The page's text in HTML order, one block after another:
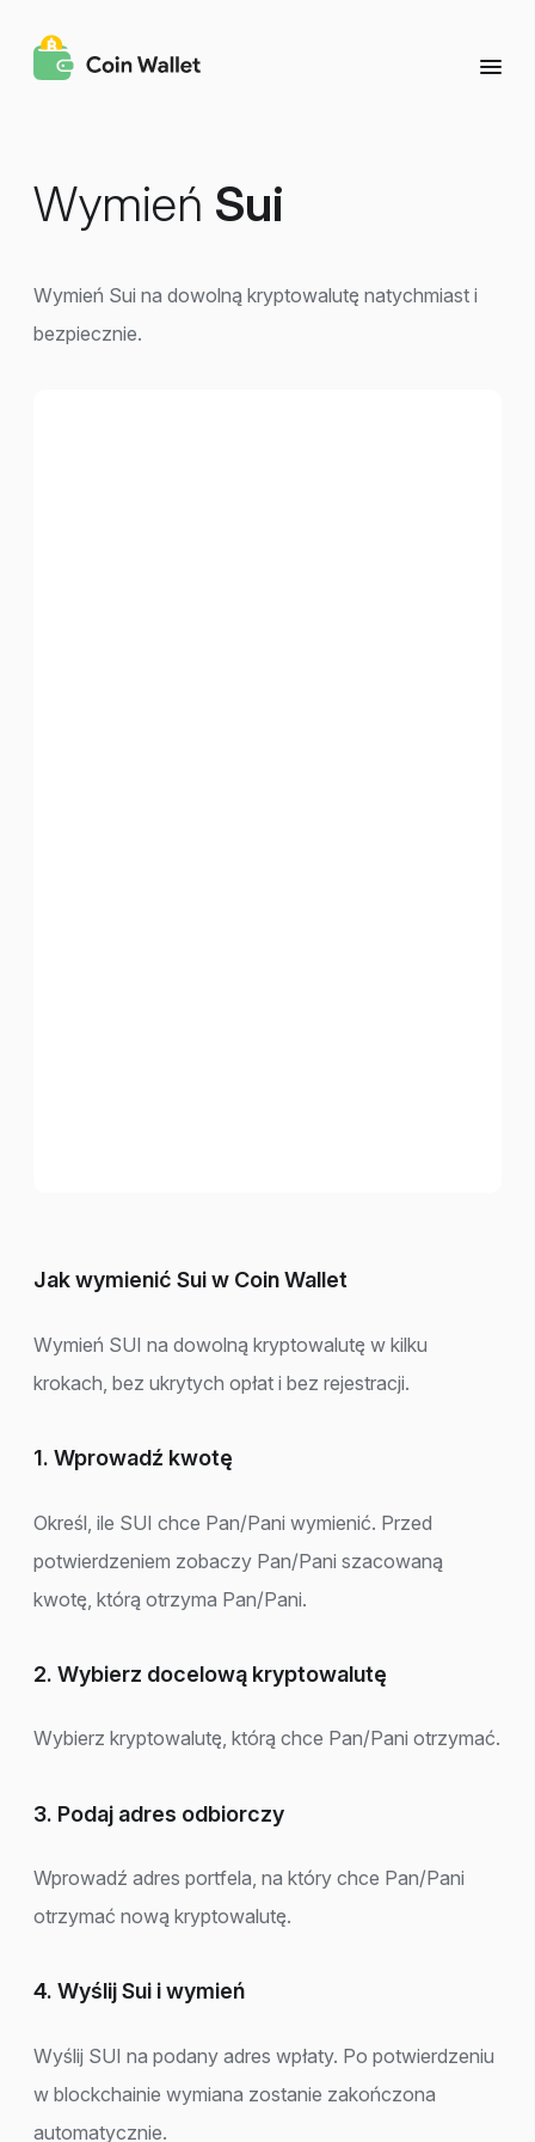
Wymień Sui
Wymień Sui na dowolną kryptowalutę natychmiast i
bezpiecznie.
Jak wymienić Sui w Coin Wallet
Wymień SUI na dowolną kryptowalutę w kilku
krokach, bez ukrytych opłat i bez rejestracji.
1. Wprowadź kwotę
Określ, ile SUI chce Pan/Pani wymienić. Przed
potwierdzeniem zobaczy Pan/Pani szacowaną
kwotę, którą otrzyma Pan/Pani.
2. Wybierz docelową kryptowalutę
Wybierz kryptowalutę, którą chce Pan/Pani otrzymać.
3. Podaj adres odbiorczy
Wprowadź adres portfela, na który chce Pan/Pani
otrzymać nową kryptowalutę.
4. Wyślij Sui i wymień
Wyślij SUI na podany adres wpłaty. Po potwierdzeniu
w blockchainie wymiana zostanie zakończona
automatycznie.